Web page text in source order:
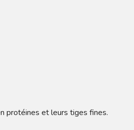
protéines et leurs tiges fines.